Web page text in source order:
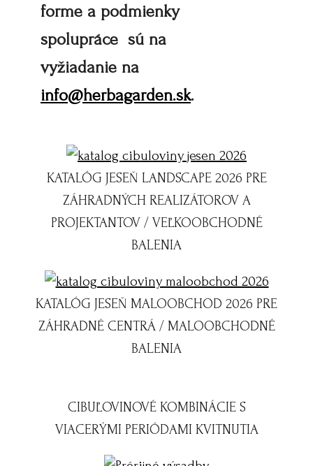
forme a podmienky
spolupráce sú na
vyžiadanie na
info@herbagarden.sk.
KATALÓG JESEŇ LANDSCAPE 2026 PRE
ZÁHRADNÝCH REALIZÁTOROV A
PROJEKTANTOV / VEĽKOOBCHODNÉ
BALENIA
KATALÓG JESEŇ MALOOBCHOD 2026 PRE
ZÁHRADNÉ CENTRÁ / MALOOBCHODNÉ
BALENIA
CIBUĽOVINOVÉ KOMBINÁCIE S
VIACERÝMI PERIÓDAMI KVITNUTIA